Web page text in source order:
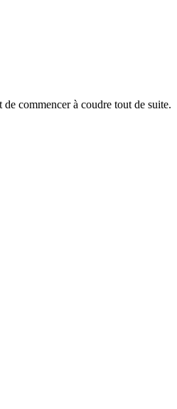
commencer à coudre tout de suite.